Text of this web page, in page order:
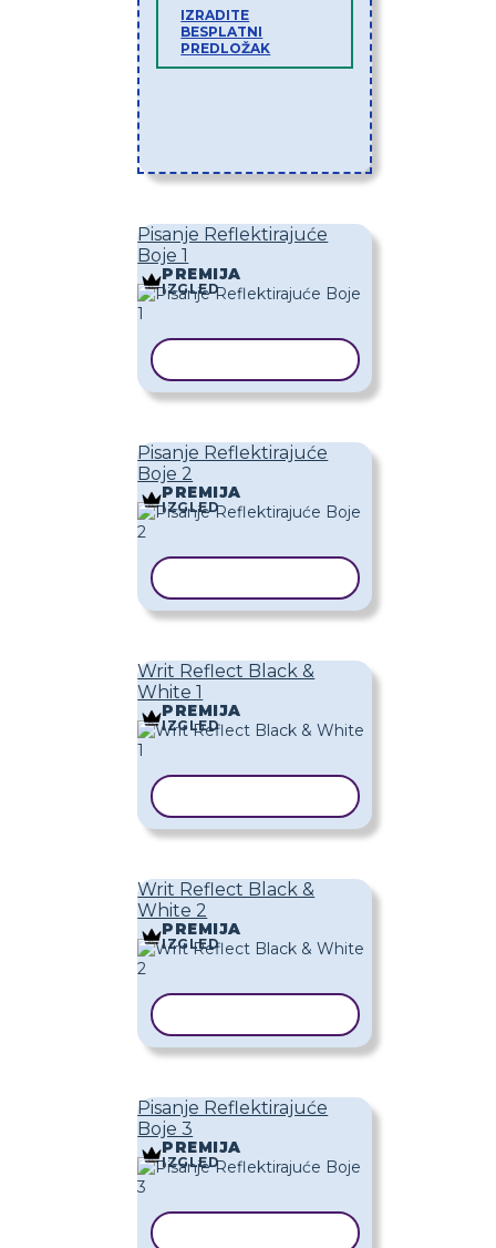
IZRADITE
BESPLATNI
PREDLOŽAK
Pisanje Reflektirajuće
Boje 1
PREMIJA
IZGLED
Pisanje Reflektirajuće
Boje 2
PREMIJA
IZGLED
Writ Reflect Black &
White 1
PREMIJA
IZGLED
Writ Reflect Black &
White 2
PREMIJA
IZGLED
Pisanje Reflektirajuće
Boje 3
PREMIJA
IZGLED